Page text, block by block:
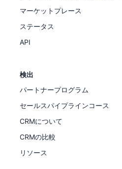
マーケットプレース
ステータス
API
検出
パートナープログラム
セールスパイプラインコース
CRMについて
CRMの比較
リソース